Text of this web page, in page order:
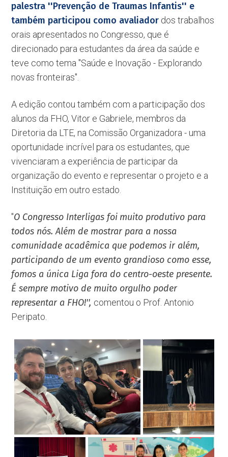
palestra ''Prevenção de Traumas Infantis'' e
também participou como avaliador dos trabalhos
orais apresentados no Congresso, que é
direcionado para estudantes da área da saúde e
teve como tema ''Saúde e Inovação - Explorando
novas fronteiras''.
A edição contou também com a participação dos
alunos da FHO, Vitor e Gabriele, membros da
Diretoria da LTE, na Comissão Organizadora - uma
oportunidade incrível para os estudantes, que
vivenciaram a experiência de participar da
organização do evento e representar o projeto e a
Instituição em outro estado.
''O Congresso Interligas foi muito produtivo para
todos nós. Além de mostrar para a nossa
comunidade acadêmica que podemos ir além,
participando de um evento grandioso como esse,
fomos a única Liga fora do centro-oeste presente.
É sempre motivo de muito orgulho poder
representar a FHO!'', comentou o Prof. Antonio
Peripato.